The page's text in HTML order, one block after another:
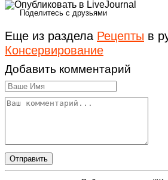
Поделитесь с друзьями
Еще из раздела Рецепты в
Консервирование
Добавить комментарий
Отправить